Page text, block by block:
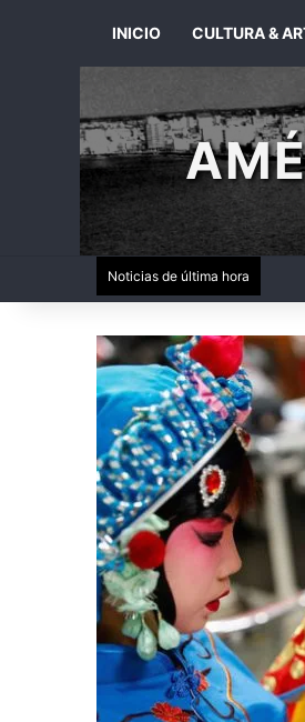
INICIO CULTURA &
Noticias de última hora